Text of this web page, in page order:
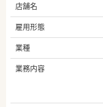
店舗名
雇用形態
業種
業務内容